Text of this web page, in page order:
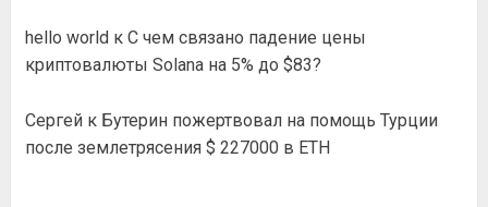
hello world к С чем связано падение цены
криптовалюты Solana на 5% до $83?
Сергей к Бутерин пожертвовал на помощь Турции
после землетрясения $ 227000 в ETH